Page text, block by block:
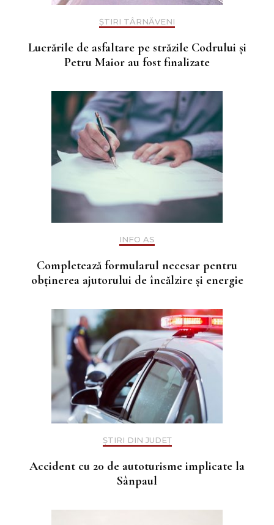
ȘTIRI TÂRNĂVENI
Lucrările de asfaltare pe străzile Codrului și
Petru Maior au fost finalizate
INFO AS
Completează formularul necesar pentru
obținerea ajutorului de încălzire și energie
ȘTIRI DIN JUDEȚ
Accident cu 20 de autoturisme implicate la
Sânpaul